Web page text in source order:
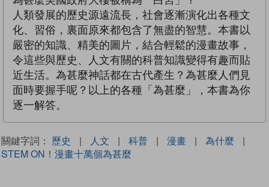
人類發展的歷史源遠流長，社會逐漸演化出各種文
化、習俗，裏面原來都包含了無盡的智慧。本書以
嚴密的知識、精美的圖片，結合輕鬆的漫畫故事，
令這些與歷史、人文有關的科普知識變得有趣而貼
近生活。為甚麼神話都在古代產生？為甚麼人們見
面時要握手呢？以上的各種「為甚麼」，本書為你
逐一解答。
關鍵字詞： 歷史 | 人文 | 科普 | 漫畫 | 為什麼
|
STEM ON！漫畫十萬個為甚麼